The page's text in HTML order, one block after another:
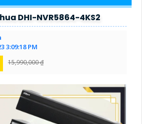
DHI-NVR5864-4KS2
3:09:18 PM
15,990,000 ₫